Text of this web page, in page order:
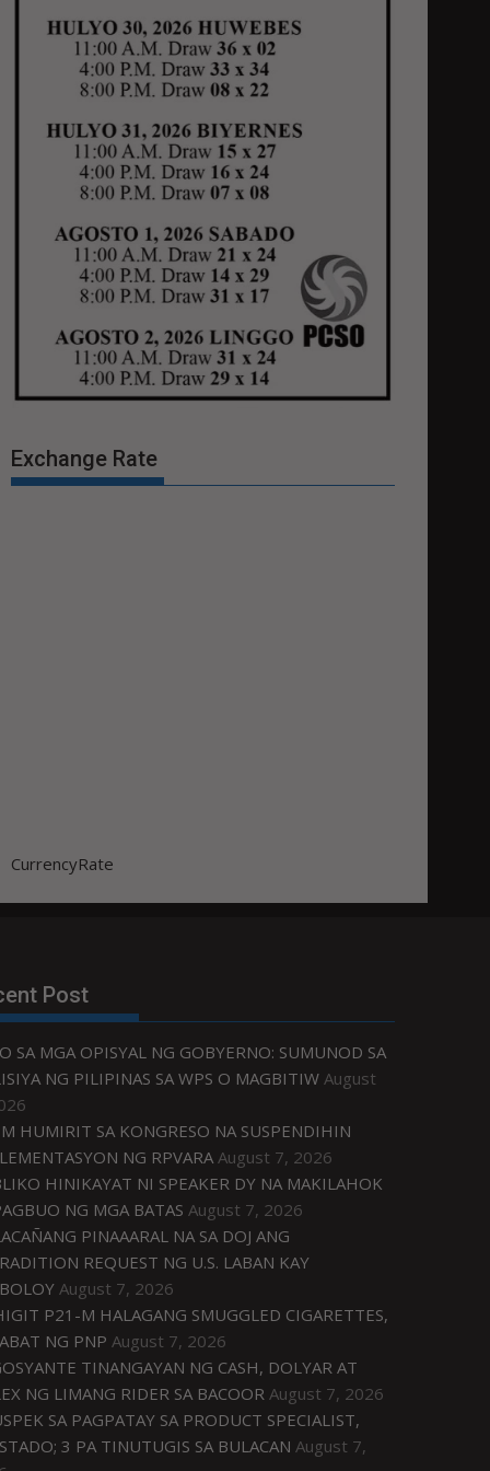
Exchange Rate
CurrencyRate
Post
SA MGA OPISYAL NG GOBYERNO: SUMUNOD SA
NG PILIPINAS SA WPS O MAGBITIW August
HUMIRIT SA KONGRESO NA SUSPENDIHIN
NG RPVARA August 7, 2026
HINIKAYAT NI SPEAKER DY NA MAKILAHOK
NG MGA BATAS August 7, 2026
PINAAARAL NA SA DOJ ANG
REQUEST NG U.S. LABAN KAY
August 7, 2026
P21-M HALAGANG SMUGGLED CIGARETTES,
NG PNP August 7, 2026
TINANGAYAN NG CASH, DOLYAR AT
NG LIMANG RIDER SA BACOOR August 7, 2026
SA PAGPATAY SA PRODUCT SPECIALIST,
3 PA TINUTUGIS SA BULACAN August 7,